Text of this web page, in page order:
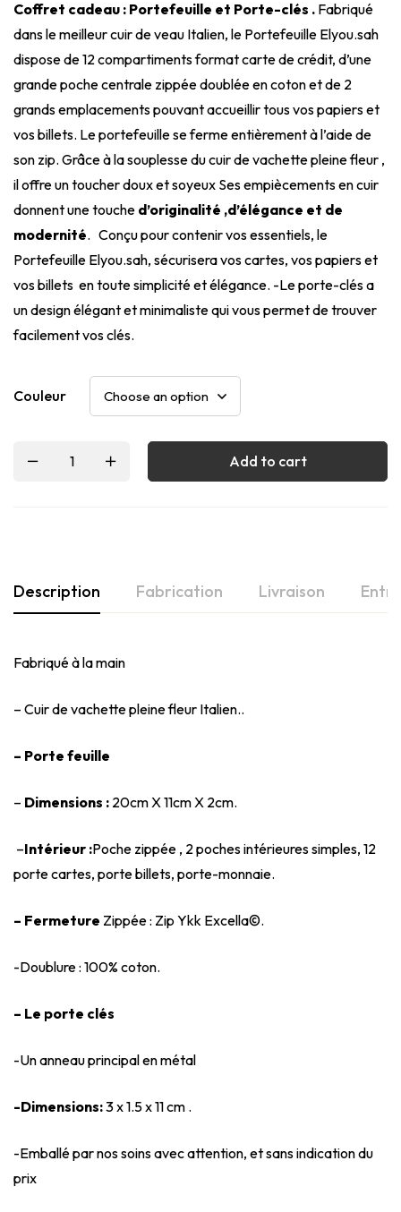
Coffret cadeau : Portefeuille et Porte-clés . Fabriqué
dans le meilleur cuir de veau Italien, le Portefeuille Elyou.sah
dispose de 12 compartiments format carte de crédit, d’une
grande poche centrale zippée doublée en coton et de 2
grands emplacements pouvant accueillir tous vos papiers et
vos billets. Le portefeuille se ferme entièrement à l’aide de
son zip. Grâce à la souplesse du cuir de vachette pleine fleur ,
il offre un toucher doux et soyeux Ses empiècements en cuir
donnent une touche d’originalité ,d’élégance et de
modernité. Conçu pour contenir vos essentiels, le
Portefeuille Elyou.sah, sécurisera vos cartes, vos papiers et
vos billets en toute simplicité et élégance. -Le porte-clés a
un design élégant et minimaliste qui vous permet de trouver
facilement vos clés.
Couleur
Add to cart
Description Fabrication Livraison
Fabriqué à la main
– Cuir de vachette pleine fleur Italien..
– Porte feuille
– Dimensions : 20cm X 11cm X 2cm.
–Intérieur :Poche zippée , 2 poches intérieures simples, 12
porte cartes, porte billets, porte-monnaie.
– Fermeture Zippée : Zip Ykk Excella©.
-Doublure : 100% coton.
– Le porte clés
-Un anneau principal en métal
-Dimensions:3 x 1.5 x 11 cm .
-Emballé par nos soins avec attention, et sans indication du
prix